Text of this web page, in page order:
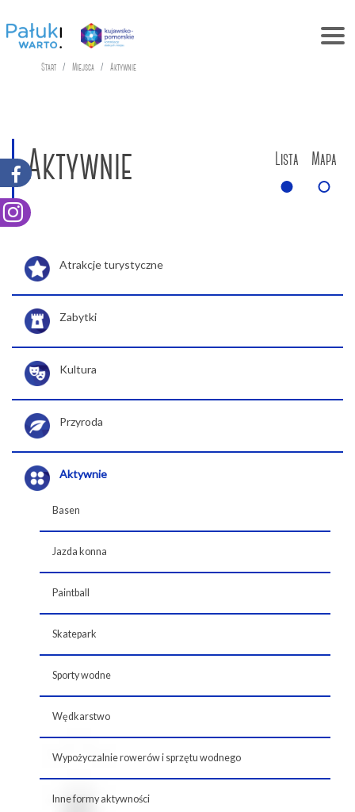
Start Miejsca Aktywnie
Aktywnie Lista Mapa
Atrakcje turystyczne
Zabytki
Kultura
Przyroda
Aktywnie
Basen
Jazda konna
Paintball
Skatepark
Sporty wodne
Wędkarstwo
Wypożyczalnie rowerów i sprzętu wodnego
Inne formy aktywności